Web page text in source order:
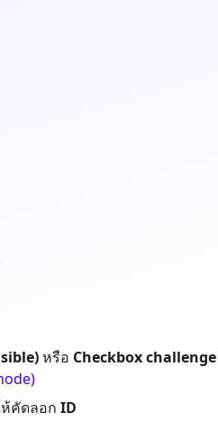
หรือ Checkbox challenge
คัดลอก ID